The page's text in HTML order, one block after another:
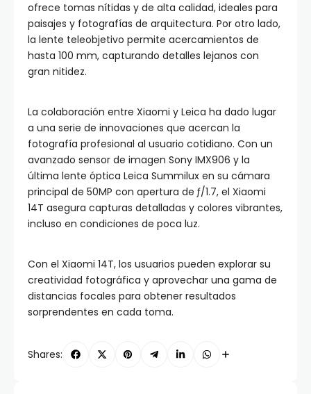
ofrece tomas nítidas y de alta calidad, ideales para
paisajes y fotografías de arquitectura. Por otro lado,
la lente teleobjetivo permite acercamientos de
hasta 100 mm, capturando detalles lejanos con
gran nitidez.
La colaboración entre Xiaomi y Leica ha dado lugar
a una serie de innovaciones que acercan la
fotografía profesional al usuario cotidiano. Con un
avanzado sensor de imagen Sony IMX906 y la
última lente óptica Leica Summilux en su cámara
principal de 50MP con apertura de ƒ/1.7, el Xiaomi
14T asegura capturas detalladas y colores vibrantes,
incluso en condiciones de poca luz.
Con el Xiaomi 14T, los usuarios pueden explorar su
creatividad fotográfica y aprovechar una gama de
distancias focales para obtener resultados
sorprendentes en cada toma.
Shares: